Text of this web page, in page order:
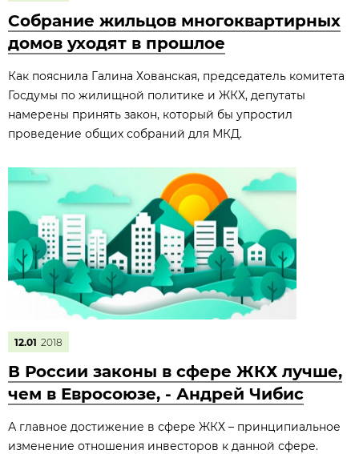
Собрание жильцов многоквартирных
домов уходят в прошлое
Как пояснила Галина Хованская, председатель комитета
Госдумы по жилищной политике и ЖКХ, депутаты
намерены принять закон, который бы упростил
проведение общих собраний для МКД.
12.01 2018
В России законы в сфере ЖКХ лучше,
чем в Евросоюзе, - Андрей Чибис
А главное достижение в сфере ЖКХ – принципиальное
изменение отношения инвесторов к данной сфере.